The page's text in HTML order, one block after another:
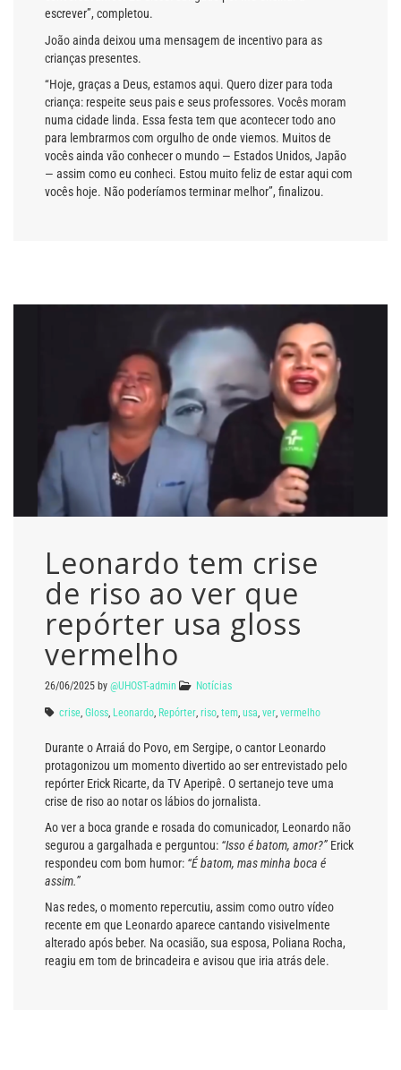
escrever”, completou.
João ainda deixou uma mensagem de incentivo para as
crianças presentes.
“Hoje, graças a Deus, estamos aqui. Quero dizer para toda
criança: respeite seus pais e seus professores. Vocês moram
numa cidade linda. Essa festa tem que acontecer todo ano
para lembrarmos com orgulho de onde viemos. Muitos de
vocês ainda vão conhecer o mundo — Estados Unidos, Japão
— assim como eu conheci. Estou muito feliz de estar aqui com
vocês hoje. Não poderíamos terminar melhor”, finalizou.
Leonardo tem crise
de riso ao ver que
repórter usa gloss
vermelho
26/06/2025 by @UHOST-admin Notícias
crise Gloss Leonardo Repórter riso tem usa ver vermelho
Durante o Arraiá do Povo, em Sergipe, o cantor Leonardo
protagonizou um momento divertido ao ser entrevistado pelo
repórter Erick Ricarte, da TV Aperipê. O sertanejo teve uma
crise de riso ao notar os lábios do jornalista.
Ao ver a boca grande e rosada do comunicador, Leonardo não
segurou a gargalhada e perguntou: “Isso é batom, amor?” Erick
respondeu com bom humor: “É batom, mas minha boca é
assim.”
Nas redes, o momento repercutiu, assim como outro vídeo
recente em que Leonardo aparece cantando visivelmente
alterado após beber. Na ocasião, sua esposa, Poliana Rocha,
reagiu em tom de brincadeira e avisou que iria atrás dele.